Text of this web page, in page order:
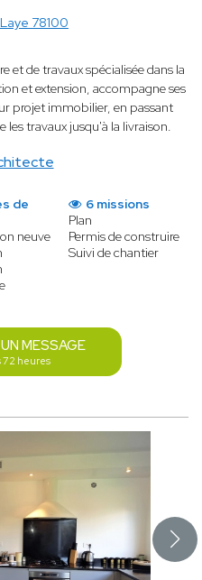
78100
et de travaux spécialisée dans la
et extension, accompagne ses
projet immobilier, en passant
les travaux jusqu'à la livraison.
de
neuve
6 missions
Plan
Permis de construire
Suivi de chantier
MESSAGE
72 heures